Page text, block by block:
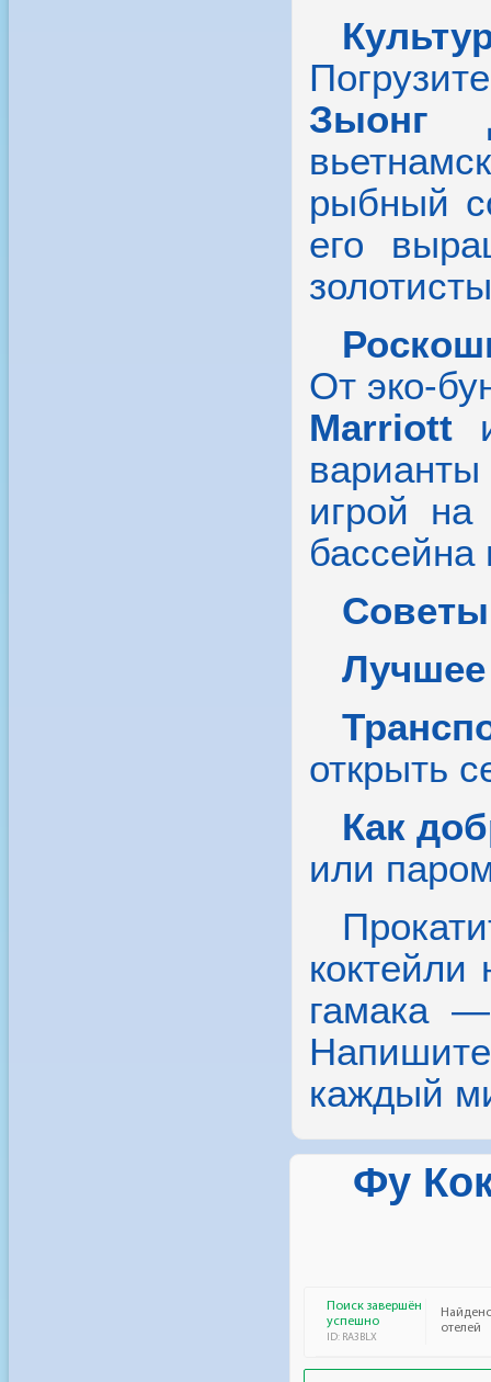
Зыонг
рыбный
его
От эко-
Marriott
игрой
открыть
Как
или
коктейли
гамака
каждый
Фу